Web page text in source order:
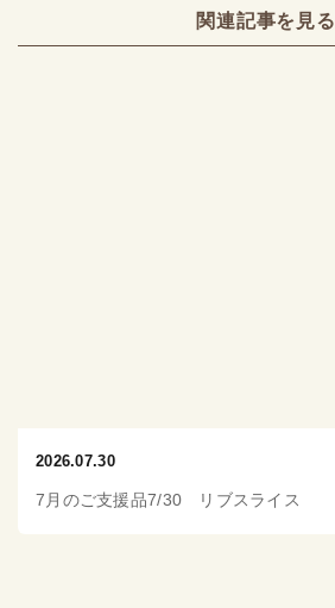
関連記事を見る
2026.07.30
7月のご支援品7/30 リブスライス